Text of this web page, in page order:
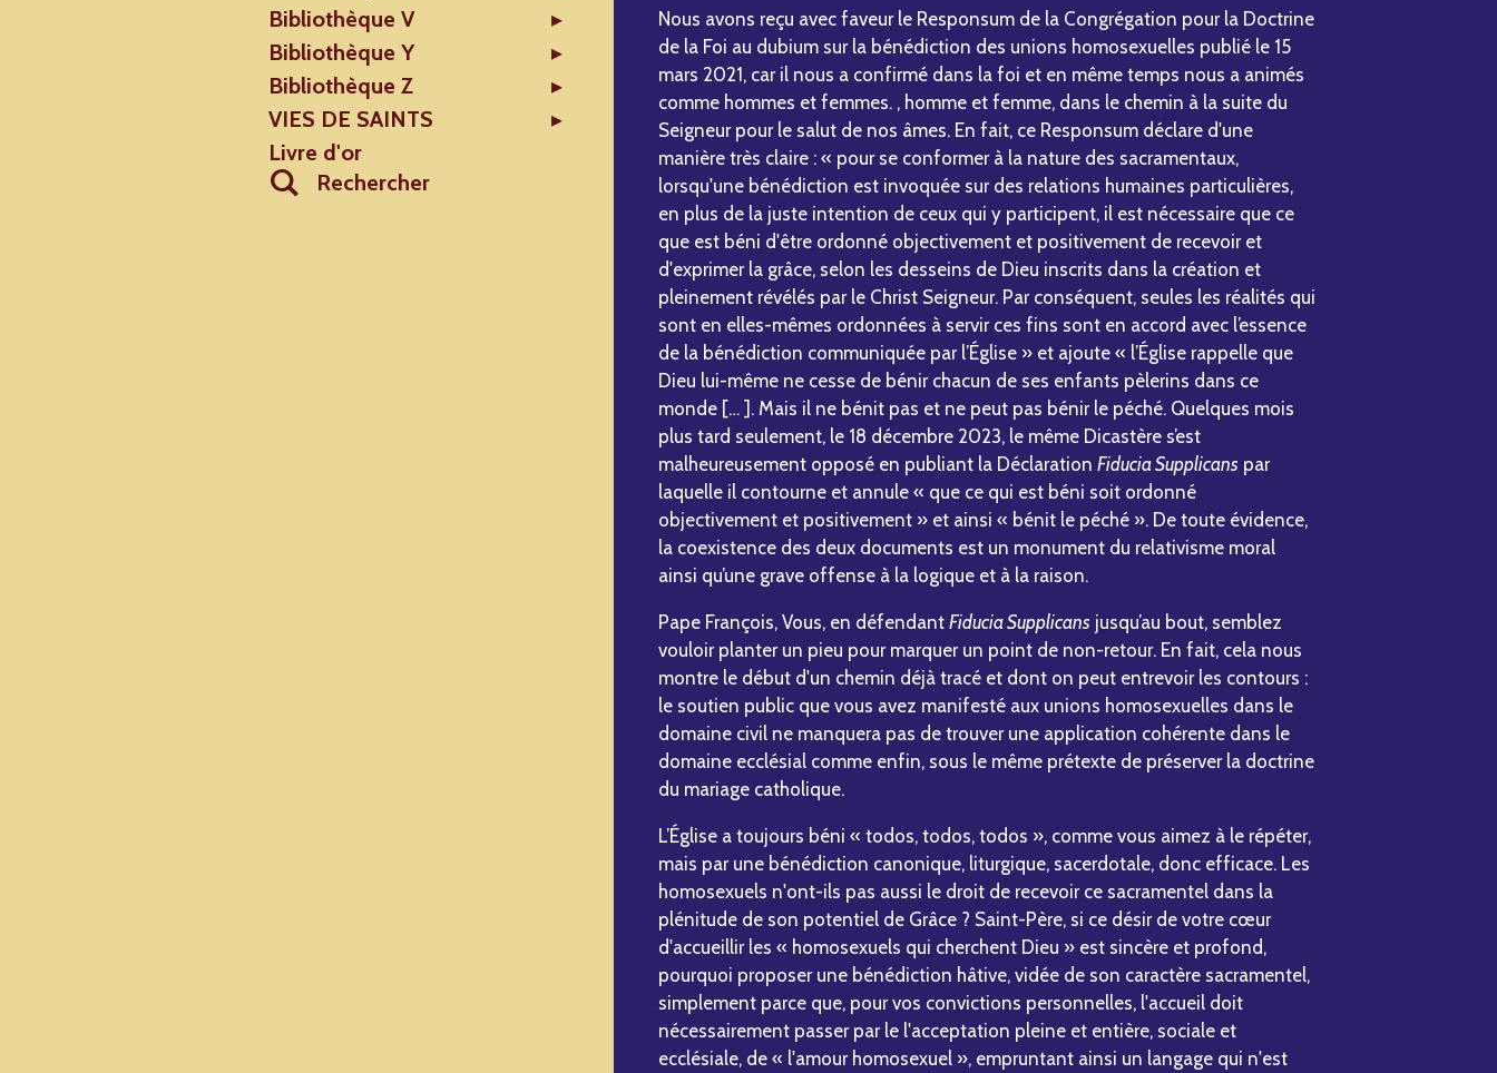
Nous avons reçu avec faveur le Responsum de la Congrégation pour la Doctrine
de la Foi au dubium sur la bénédiction des unions homosexuelles publié le 15
mars 2021, car il nous a confirmé dans la foi et en même temps nous a animés
comme hommes et femmes. , homme et femme, dans le chemin à la suite du
Seigneur pour le salut de nos âmes. En fait, ce Responsum déclare d'une
manière très claire : « pour se conformer à la nature des sacramentaux,
lorsqu'une bénédiction est invoquée sur des relations humaines particulières,
en plus de la juste intention de ceux qui y participent, il est nécessaire que ce
que est béni d'être ordonné objectivement et positivement de recevoir et
d'exprimer la grâce, selon les desseins de Dieu inscrits dans la création et
pleinement révélés par le Christ Seigneur. Par conséquent, seules les réalités qui
sont en elles-mêmes ordonnées à servir ces fins sont en accord avec l’essence
de la bénédiction communiquée par l’Église » et ajoute « l’Église rappelle que
Dieu lui-même ne cesse de bénir chacun de ses enfants pèlerins dans ce
monde [… ]. Mais il ne bénit pas et ne peut pas bénir le péché. Quelques mois
plus tard seulement, le 18 décembre 2023, le même Dicastère s’est
malheureusement opposé en publiant la DéclarationFiducia Supplicans par
laquelle il contourne et annule « que ce qui est béni soit ordonné
objectivement et positivement » et ainsi « bénit le péché ». De toute évidence,
la coexistence des deux documents est un monument du relativisme moral
ainsi qu’une grave offense à la logique et à la raison.
Pape François, Vous, en défendantFiducia Supplicans jusqu’au bout, semblez
vouloir planter un pieu pour marquer un point de non-retour. En fait, cela nous
montre le début d'un chemin déjà tracé et dont on peut entrevoir les contours :
le soutien public que vous avez manifesté aux unions homosexuelles dans le
domaine civil ne manquera pas de trouver une application cohérente dans le
domaine ecclésial comme enfin, sous le même prétexte de préserver la doctrine
du mariage catholique.
L’Église a toujours béni « todos, todos, todos », comme vous aimez à le répéter,
mais par une bénédiction canonique, liturgique, sacerdotale, donc efficace. Les
homosexuels n'ont-ils pas aussi le droit de recevoir ce sacramentel dans la
plénitude de son potentiel de Grâce ? Saint-Père, si ce désir de votre cœur
d'accueillir les « homosexuels qui cherchent Dieu » est sincère et profond,
pourquoi proposer une bénédiction hâtive, vidée de son caractère sacramentel,
simplement parce que, pour vos convictions personnelles, l'accueil doit
nécessairement passer par le l'acceptation pleine et entière, sociale et
ecclésiale, de « l'amour homosexuel », empruntant ainsi un langage qui n'est
Bibliothèque V
Bibliothèque Y
Bibliothèque Z
VIES DE SAINTS
Livre d'or
Rechercher